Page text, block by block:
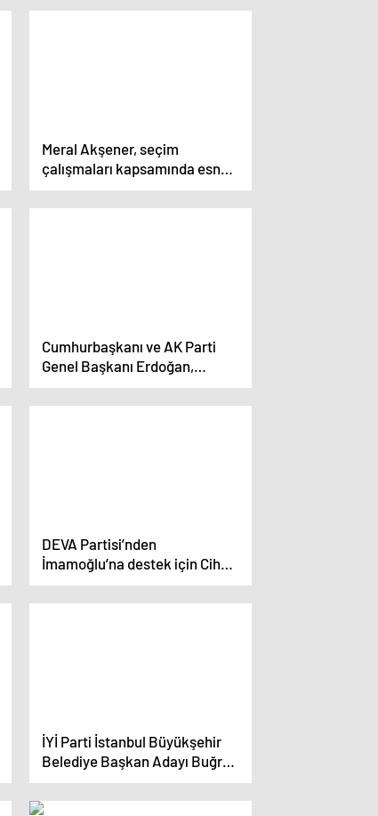
Meral Akşener, seçim
çalışmaları kapsamında esnafı
ziyaret etti
Cumhurbaşkanı ve AK Parti
Genel Başkanı Erdoğan,
Manisa mitinginde konuştu: (2)
DEVA Partisi’nden
İmamoğlu’na destek için Cihan
Aslan Özkan istifa etti
İYİ Parti İstanbul Büyükşehir
Belediye Başkan Adayı Buğra
Kavuncu, parti içindeki
ayrılıklara tepki gösterdi